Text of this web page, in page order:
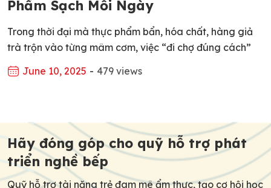
Phẩm Sạch Mỗi Ngày
Trong thời đại mà thực phẩm bẩn, hóa chất, hàng giả
trà trộn vào từng mâm cơm, việc “đi chợ đúng cách”
không chỉ là kỹ năng sống, mà còn là tấm khiên bảo vệ
sức khỏe cho cả gia đình. Là đầu bếp, là người nội trợ,
June 10, 2025 - 479 views
navigation
Hãy đóng góp cho quỹ hỗ trợ phát
triển nghề bếp
Quỹ hỗ trợ tài năng trẻ đam mê ẩm thực, tạo cơ hội học